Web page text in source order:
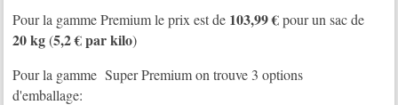
Pour la gamme Premium le prix est de 103,99 €pour un sac de
20 kg(5,2 € par kilo)
Pour la gamme Super Premium on trouve 3 options
d'emballage: